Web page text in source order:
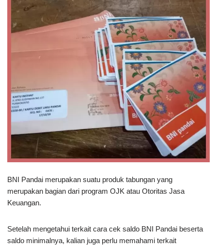
BNI Pandai merupakan suatu produk tabungan yang
merupakan bagian dari program OJK atau Otoritas Jasa
Keuangan.
Setelah mengetahui terkait cara cek saldo BNI Pandai beserta
saldo minimalnya, kalian juga perlu memahami terkait